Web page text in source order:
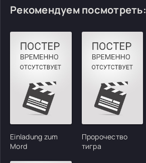
Рекомендуем посмотреть:
Einladung zum
Mord
Пророчество
тигра